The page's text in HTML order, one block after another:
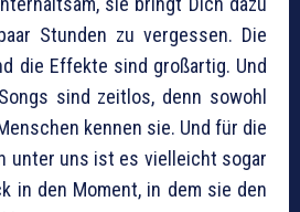
Stunden zu vergessen. Die
die Effekte sind großartig. Und
sind zeitlos, denn sowohl
kennen sie. Und für die
unter uns ist es vielleicht sogar
in den Moment, in dem sie den